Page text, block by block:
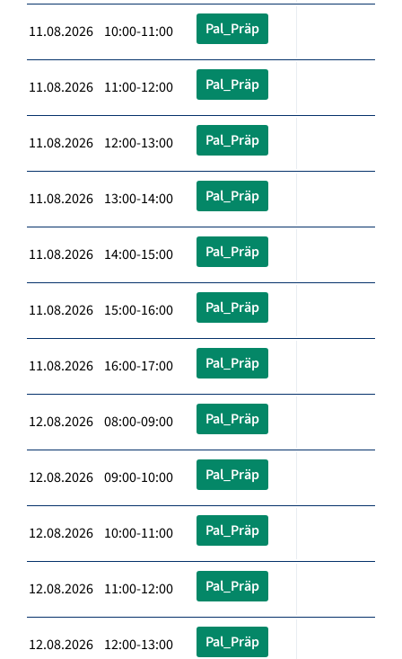
11.08.2026 10:00-11:00 Pal_Präp
11.08.2026 11:00-12:00 Pal_Präp
11.08.2026 12:00-13:00 Pal_Präp
11.08.2026 13:00-14:00 Pal_Präp
11.08.2026 14:00-15:00 Pal_Präp
11.08.2026 15:00-16:00 Pal_Präp
11.08.2026 16:00-17:00 Pal_Präp
12.08.2026 08:00-09:00 Pal_Präp
12.08.2026 09:00-10:00 Pal_Präp
12.08.2026 10:00-11:00 Pal_Präp
12.08.2026 11:00-12:00 Pal_Präp
12.08.2026 12:00-13:00 Pal_Präp